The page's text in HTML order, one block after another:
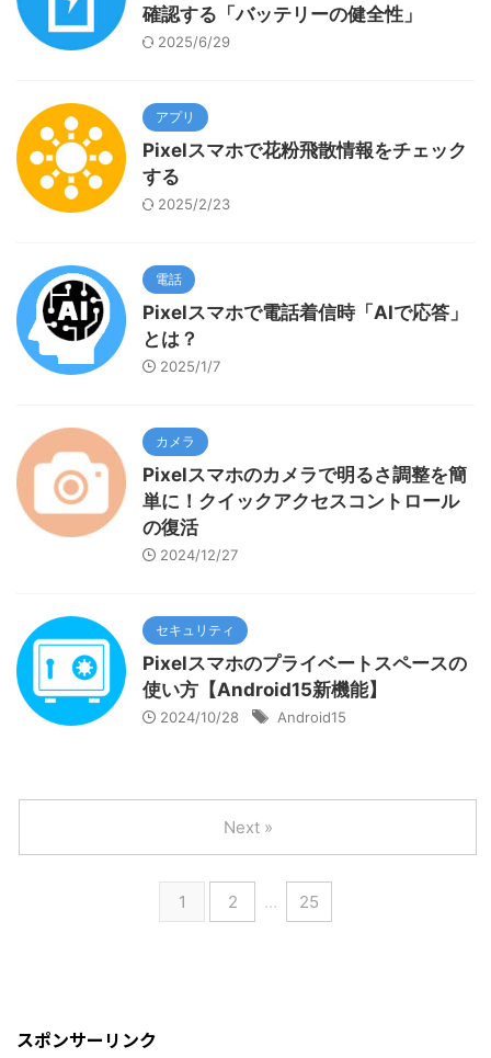
確認する「バッテリーの健全性」
2025/6/29
アプリ
Pixelスマホで花粉飛散情報をチェック
する
2025/2/23
電話
Pixelスマホで電話着信時「AIで応答」
とは？
2025/1/7
カメラ
Pixelスマホのカメラで明るさ調整を簡
単に！クイックアクセスコントロール
の復活
2024/12/27
セキュリティ
Pixelスマホのプライベートスペースの
使い方【Android15新機能】
2024/10/28 Android15
1 2 … 25
Next »
スポンサーリンク